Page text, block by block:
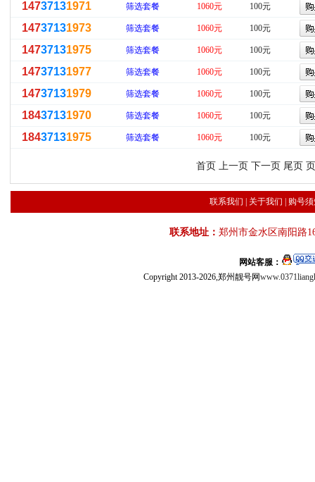
14737131971 筛选套餐 1060元 100元
14737131973 筛选套餐 1060元 100元
14737131975 筛选套餐 1060元 100元
14737131977 筛选套餐 1060元 100元
14737131979 筛选套餐 1060元 100元
18437131970 筛选套餐 1060元 100元
18437131975 筛选套餐 1060元 100元
首页 上一页 下一页 尾页页
联系我们 关于我们 购号
联系地址： 郑州市金水区南阳路
网站客服：
Copyright 2013-2026,郑州靓号网